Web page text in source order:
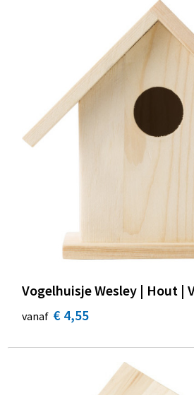
Vogelhuisje Wesley | Hout |
vanaf € 4,55